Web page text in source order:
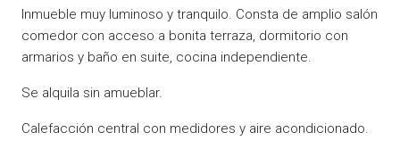
Inmueble muy luminoso y tranquilo. Consta de amplio salón
comedor con acceso a bonita terraza, dormitorio con
armarios y baño en suite, cocina independiente.
Se alquila sin amueblar.
Calefacción central con medidores y aire acondicionado.